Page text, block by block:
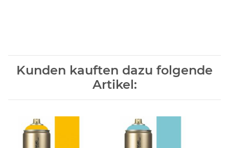
Kunden kauften dazu folgende
Artikel: